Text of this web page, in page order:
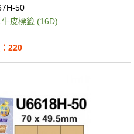
50
皮標籤 (16D)
220